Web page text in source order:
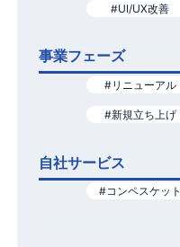
#UI/UX改善
事業フェーズ
#リニューアル
#新規立ち上げ
自社サービス
#コンペスケット